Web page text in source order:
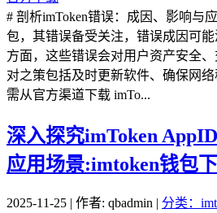
# 剖析imToken错误：成因、影响与
包，其错误备受关注，错误成因可
方面，这些错误会对用户资产安全
对之策包括及时更新软件、确保网
需从官方渠道下载 imTo...
深入探究imToken
应用场景:imtoken钱包
2025-11-25 | 作者: qbadmin | 分类：